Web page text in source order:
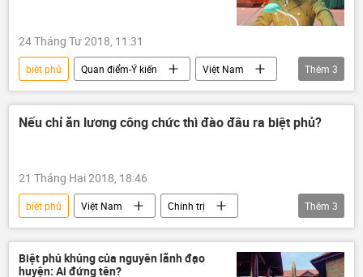
24 Tháng Tư 2018, 11:31
biệt phủ Quan điểm-Ý kiến
Việt Nam
Đà Nẵng
Lê Văn Tam
Dương Hằng Nga
Thêm 3
Nếu chỉ ăn lương công chức thì đào đâu ra biệt phủ?
21 Tháng Hai 2018, 18:46
biệt phủ Việt Nam
Chính trị
biệt thự
công chức lương
Thêm 3
Biệt phủ khủng của nguyên lãnh đạo
huyện: Ai đứng tên?